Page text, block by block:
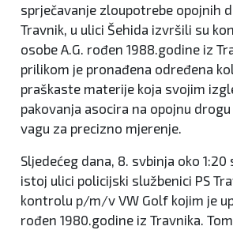
sprječavanje zloupotrebe opojnih
Travnik, u ulici Šehida izvršili su
osobe A.G. rođen 1988.godine iz
prilikom je pronađena određena
praškaste materije koja svojim
pakovanja asocira na opojnu
vagu za precizno mjerenje.
Sljedećeg dana, 8. svbinja oko
istoj ulici policijski službenici PS
kontrolu p/m/v VW Golf kojim je
rođen 1980.godine iz Travnika.